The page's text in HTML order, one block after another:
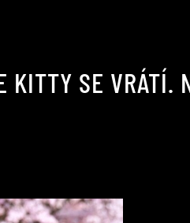
KITTY SE VRÁTÍ.